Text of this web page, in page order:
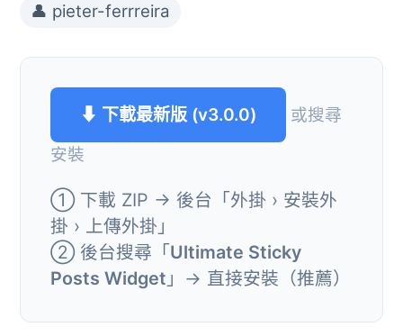
👤 pieter-ferrreira
⬇ 下載最新版 (v3.0.0)
或搜尋
安裝
① 下載 ZIP → 後台「外掛 › 安裝外
掛 › 上傳外掛」
② 後台搜尋「Ultimate Sticky
Posts Widget 」→ 直接安裝（推薦）